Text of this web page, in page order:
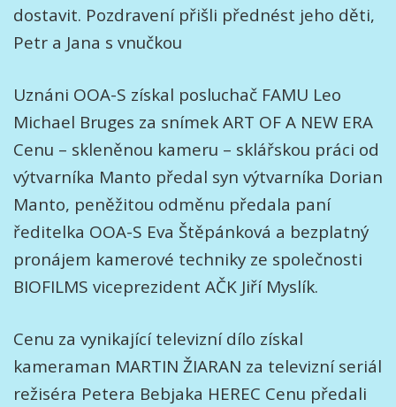
dostavit. Pozdravení přišli přednést jeho děti,
Petr a Jana s vnučkou
Uznáni OOA-S získal posluchač FAMU Leo
Michael Bruges za snímek ART OF A NEW ERA
Cenu – skleněnou kameru – sklářskou práci od
výtvarníka Manto předal syn výtvarníka Dorian
Manto, peněžitou odměnu předala paní
ředitelka OOA-S Eva Štěpánková a bezplatný
pronájem kamerové techniky ze společnosti
BIOFILMS viceprezident AČK Jiří Myslík.
Cenu za vynikající televizní dílo získal
kameraman MARTIN ŽIARAN za televizní seriál
režiséra Petera Bebjaka HEREC Cenu předali